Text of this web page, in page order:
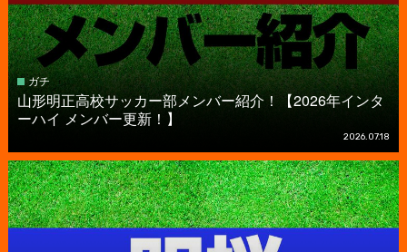
ガチ
山形明正高校サッカー部メンバー紹介！【2026年インタ
ーハイ メンバー更新！】
2026.07.18